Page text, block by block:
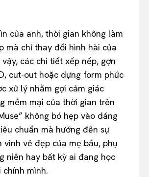
của anh, thời gian không làm
mà chỉ thay đổi hình hài của
các chi tiết xếp nếp, gợn
cut-out hoặc dựng form phức
xử lý nhằm gợi cảm giác
mềm mại của thời gian trên
không bó hẹp vào dáng
chuẩn mà hướng đến sự
vinh vẻ đẹp của mẹ bầu, phụ
niên hay bất kỳ ai đang học
chính mình.